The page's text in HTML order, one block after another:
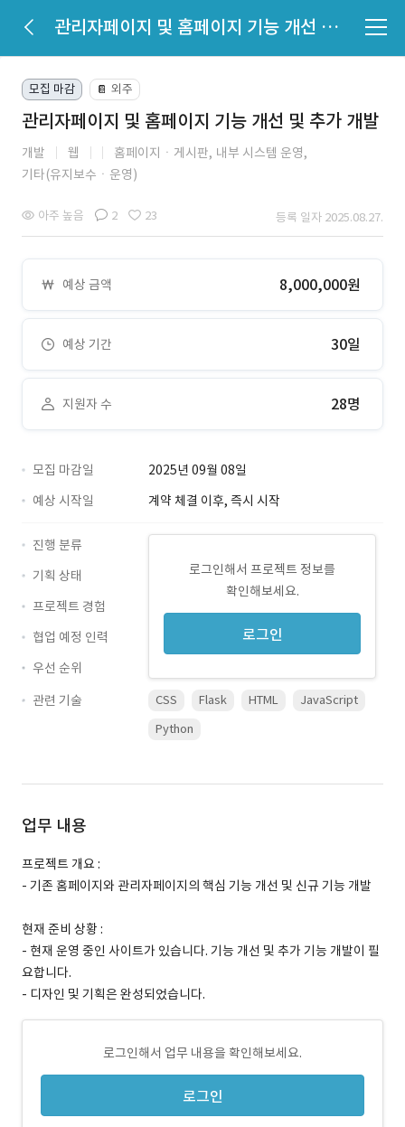
관리자페이지 및 홈페이지 기능 개선 및 추가 개발
모집 마감 📔 외주
관리자페이지 및 홈페이지 기능 개선 및 추가 개발
개발 웹 홈페이지ㆍ게시판, 내부 시스템 운영,
기타(유지보수ㆍ운영)
아주 높음 2 23 등록 일자 2025.08.27.
예상 금액 8,000,000원
예상 기간 30일
지원자 수 28명
모집 마감일
2025년 09월 08일
예상 시작일
계약 체결 이후, 즉시 시작
로그인해서 프로젝트 정보를
확인해보세요.
로그인
진행 분류
기획 상태
프로젝트 경험
협업 예정 인력
우선 순위
관련 기술
CSS Flask HTML
JavaScript
Python
업무 내용
프로젝트 개요 :
- 기존 홈페이지와 관리자페이지의 핵심 기능 개선 및 신규 기능 개발
현재 준비 상황 :
- 현재 운영 중인 사이트가 있습니다. 기능 개선 및 추가 기능 개발이 필
요합니다.
- 디자인 및 기획은 완성되었습니다.
로그인해서 업무 내용을 확인해보세요.
로그인